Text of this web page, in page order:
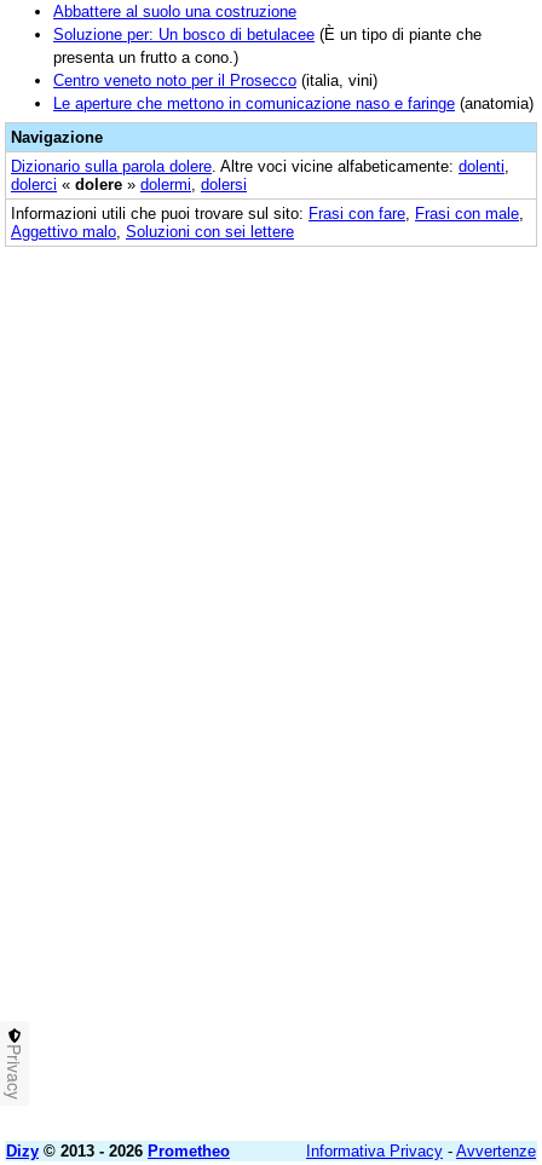
Abbattere al suolo una costruzione
Soluzione per: Un bosco di betulacee (È un tipo di piante che
presenta un frutto a cono.)
Centro veneto noto per il Prosecco (italia, vini)
Le aperture che mettono in comunicazione naso e faringe (anatomia)
Navigazione
Dizionario sulla parola dolere . Altre voci vicine alfabeticamente: dolenti
dolerci « dolere » dolermi dolersi
Informazioni utili che puoi trovare sul sito: Frasi con fare Frasi con male
Aggettivo malo Soluzioni con sei lettere
Dizy © 2013 - 2026 Prometheo Informativa Privacy - Avvertenze
Privacy